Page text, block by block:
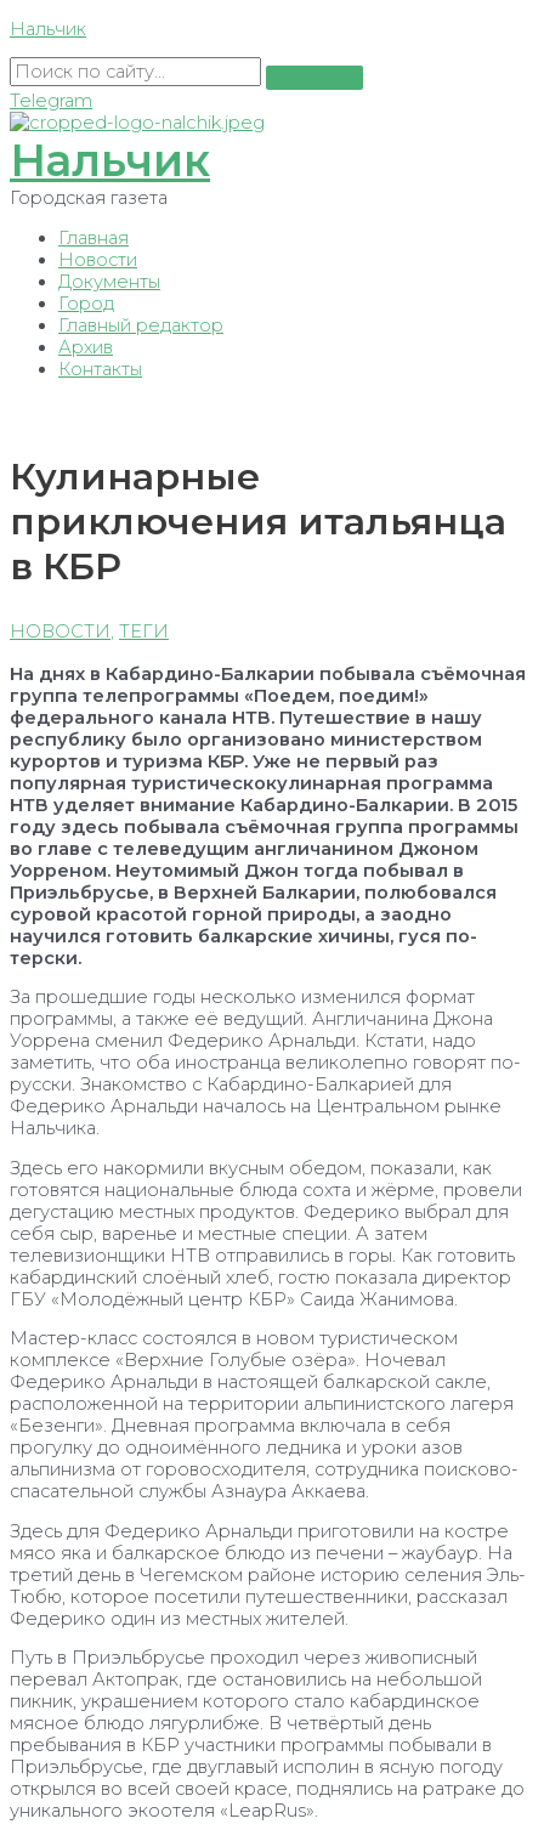
Перейти
содержимому
Нальчик
Telegram
Нальчик
Городская газета
Главная
Новости
Документы
Город
Главный редактор
Архив
Контакты
Кулинарные
приключения итальянца
в КБР
НОВОСТИ, ТЕГИ
На днях в Кабардино-Балкарии побывала съёмочная
группа телепрограммы «Поедем, поедим!»
федерального канала НТВ. Путешествие в нашу
республику было организовано министерством
курортов и туризма КБР. Уже не первый раз
популярная туристическокулинарная программа
НТВ уделяет внимание Кабардино-Балкарии. В 2015
году здесь побывала съёмочная группа программы
во главе с телеведущим англичанином Джоном
Уорреном. Неутомимый Джон тогда побывал в
Приэльбрусье, в Верхней Балкарии, полюбовался
суровой красотой горной природы, а заодно
научился готовить балкарские хичины, гуся по-
терски.
За прошедшие годы несколько изменился формат
программы, а также её ведущий. Англичанина Джона
Уоррена сменил Федерико Арнальди. Кстати, надо
заметить, что оба иностранца великолепно говорят по-
русски. Знакомство с Кабардино-Балкарией для
Федерико Арнальди началось на Центральном рынке
Нальчика.
Здесь его накормили вкусным обедом, показали, как
готовятся национальные блюда сохта и жёрме, провели
дегустацию местных продуктов. Федерико выбрал для
себя сыр, варенье и местные специи. А затем
телевизионщики НТВ отправились в горы. Как готовить
кабардинский слоёный хлеб, гостю показала директор
ГБУ «Молодёжный центр КБР» Саида Жанимова.
Мастер-класс состоялся в новом туристическом
комплексе «Верхние Голубые озёра». Ночевал
Федерико Арнальди в настоящей балкарской сакле,
расположенной на территории альпинистского лагеря
«Безенги». Дневная программа включала в себя
прогулку до одноимённого ледника и уроки азов
альпинизма от горовосходителя, сотрудника поисково-
спасательной службы Азнаура Аккаева.
Здесь для Федерико Арнальди приготовили на костре
мясо яка и балкарское блюдо из печени – жаубаур. На
третий день в Чегемском районе историю селения Эль-
Тюбю, которое посетили путешественники, рассказал
Федерико один из местных жителей.
Путь в Приэльбрусье проходил через живописный
перевал Актопрак, где остановились на небольшой
пикник, украшением которого стало кабардинское
мясное блюдо лягурлибже. В четвёртый день
пребывания в КБР участники программы побывали в
Приэльбрусье, где двуглавый исполин в ясную погоду
открылся во всей своей красе, поднялись на ратраке до
уникального экоотеля «LeapRus».